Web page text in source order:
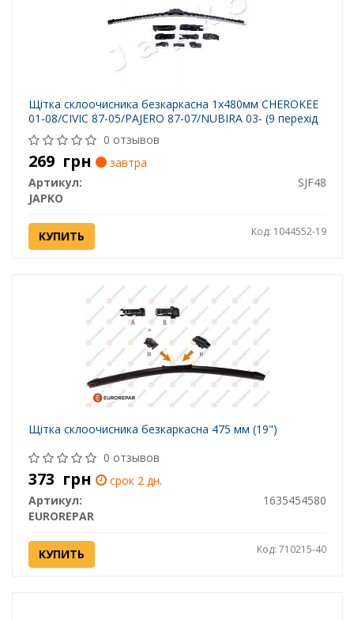
Щітка склоочисника безкаркасна 1х480мм CHEROKEE
01-08/CIVIC 87-05/PAJERO 87-07/NUBIRA 03- (9 перехід
0 отзывов
269 грн
завтра
Артикул:
SJF48
JAPKO
КУПИТЬ Код: 1044552-19
Щітка склоочисника безкаркасна 475 мм (19")
0 отзывов
373 грн
срок 2 дн.
Артикул:
1635454580
EUROREPAR
КУПИТЬ Код: 710215-40